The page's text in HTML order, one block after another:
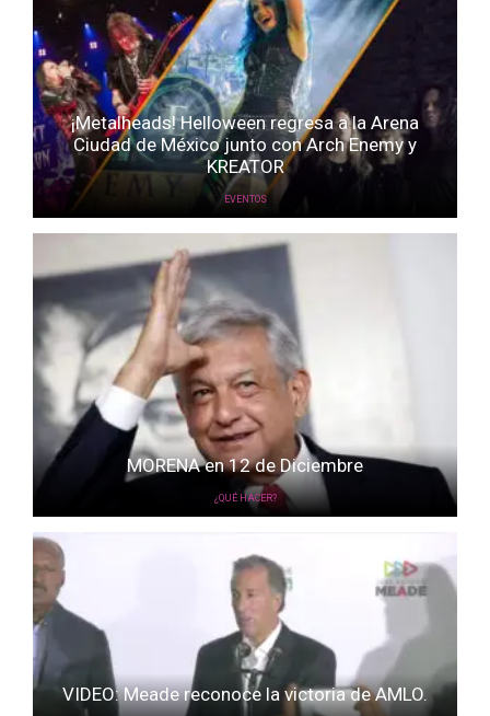
¡Metalheads! Helloween regresa a la Arena
Ciudad de México junto con Arch Enemy y
KREATOR
EVENTOS
MORENA en 12 de Diciembre
¿QUÉ HACER?
VIDEO: Meade reconoce la victoria de AMLO.